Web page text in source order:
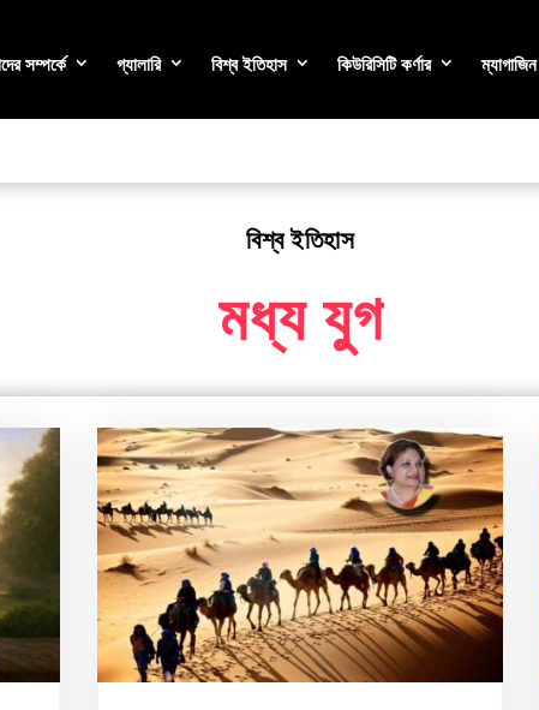
সম্পর্কে গ্যালারি বিশ্ব ইতিহাস কিউরিসিটি কর্ণার ম্যাগাজিন
বিশ্ব ইতিহাস
মধ্য যুগ